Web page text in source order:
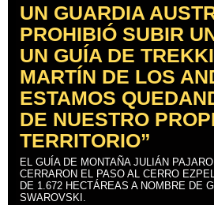
UN GUARDIA
PROHIBIÓ SUBIR
UN GUÍA DE
MARTÍN DE LOS
ESTAMOS
DE NUESTRO
TERRITORIO”
EL GUÍA DE MONTAÑA JULIÁN
CERRARON EL PASO AL CERRO
DE 1.672 HECTÁREAS A NOMBRE DE
SWAROVSKI.